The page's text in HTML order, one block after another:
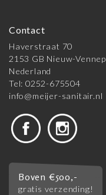
Contact
Haverstraat 70
2153 GB Nieuw-Vennep
Nederland
Tel: 0252-675504
info@meijer-sanitair.nl
Boven €500,-
gratis verzending!